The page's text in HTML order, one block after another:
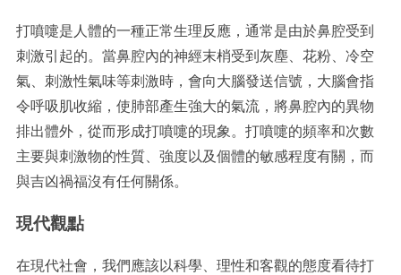
打噴嚏是人體的一種正常生理反應，通常是由於鼻腔受到
刺激引起的。當鼻腔內的神經末梢受到灰塵、花粉、冷空
氣、刺激性氣味等刺激時，會向大腦發送信號，大腦會指
令呼吸肌收縮，使肺部產生強大的氣流，將鼻腔內的異物
排出體外，從而形成打噴嚏的現象。打噴嚏的頻率和次數
主要與刺激物的性質、強度以及個體的敏感程度有關，而
與吉凶禍福沒有任何關係。
現代觀點
在現代社會，我們應該以科學、理性和客觀的態度看待打